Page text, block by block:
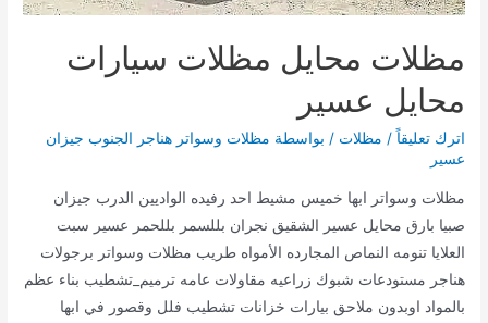
مظلات محايل مظلات سيارات
محايل عسير
اترك تعليقاً / مظلات / بواسطة مظلات وسواتر هناجر الجنوب جيزان
عسير
مظلات وسواتر ابها خميس مشيط احد رفيده الواديين الدرب جيزان
صبيا بارق محايل عسير الشقيق نجران بللسمر بللحمر عسير سبت
العلايا تنومه النماص المجارده الأمواه طريب مظلات وسواتر برجولات
هناجر مستودعات شبوك زراعيه مقاولات عامه ترميم_تشطيب بناء عظم
بالمواد اوبدون ملاحق بيارات خزانات تشطيب فلل وقصور في ابها